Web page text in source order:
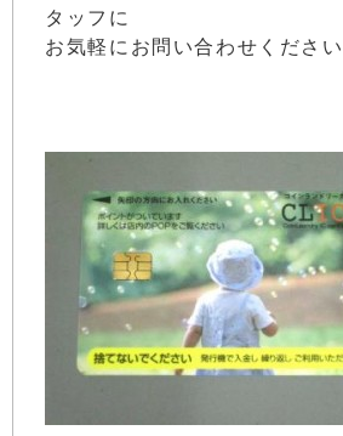
タッフに
お気軽にお問い合わせください